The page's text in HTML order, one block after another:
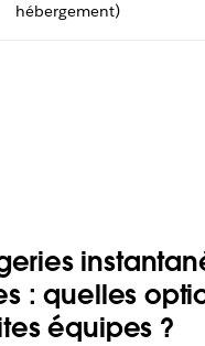
hébergement)
: quelles
équipes ?